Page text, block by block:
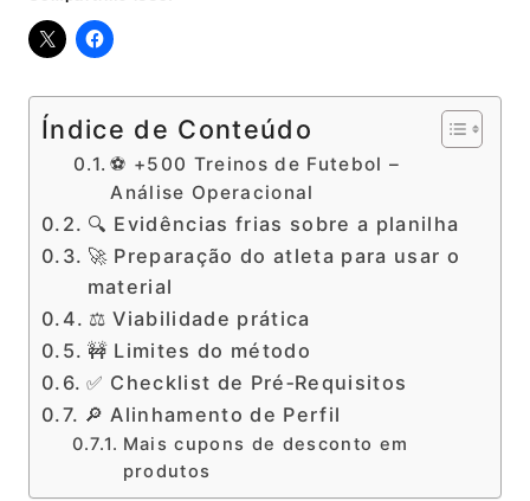
Índice de Conteúdo
⚽ +500 Treinos de Futebol –
Análise Operacional
🔍 Evidências frias sobre a planilha
🚀 Preparação do atleta para usar o
material
⚖️ Viabilidade prática
🚧 Limites do método
✅ Checklist de Pré‑Requisitos
🔎 Alinhamento de Perfil
Mais cupons de desconto em
produtos